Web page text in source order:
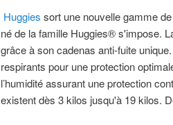
Huggies sort une nouvelle gamme
né de la famille Huggies® s'impose.
grâce à son cadenas anti-fuite
respirants pour une protection
l’humidité assurant une protection
existent dès 3 kilos jusqu'à 19 kilos.